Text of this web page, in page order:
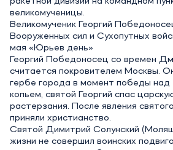
великомученицы.
Великомученик Георгий
Вооруженных сил и Сухопутных
мая «Юрьев день»
Георгий Победоносец со времен
считается покровителем Москвы.
гербе города в момент победы над
копьем, святой Георгий спас
растерзания. После явления
приняли христианство.
Святой Димитрий Солунский
жизни не совершил воинских